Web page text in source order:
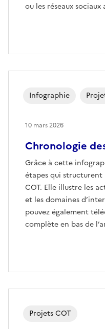
ou les réseaux sociaux
Chronologie
Grâce à cette
étapes qui structurent
COT. Elle illustre les
et les domaines
pouvez également
complète en bas de
Infographie
10 mars 2026
Projets COT